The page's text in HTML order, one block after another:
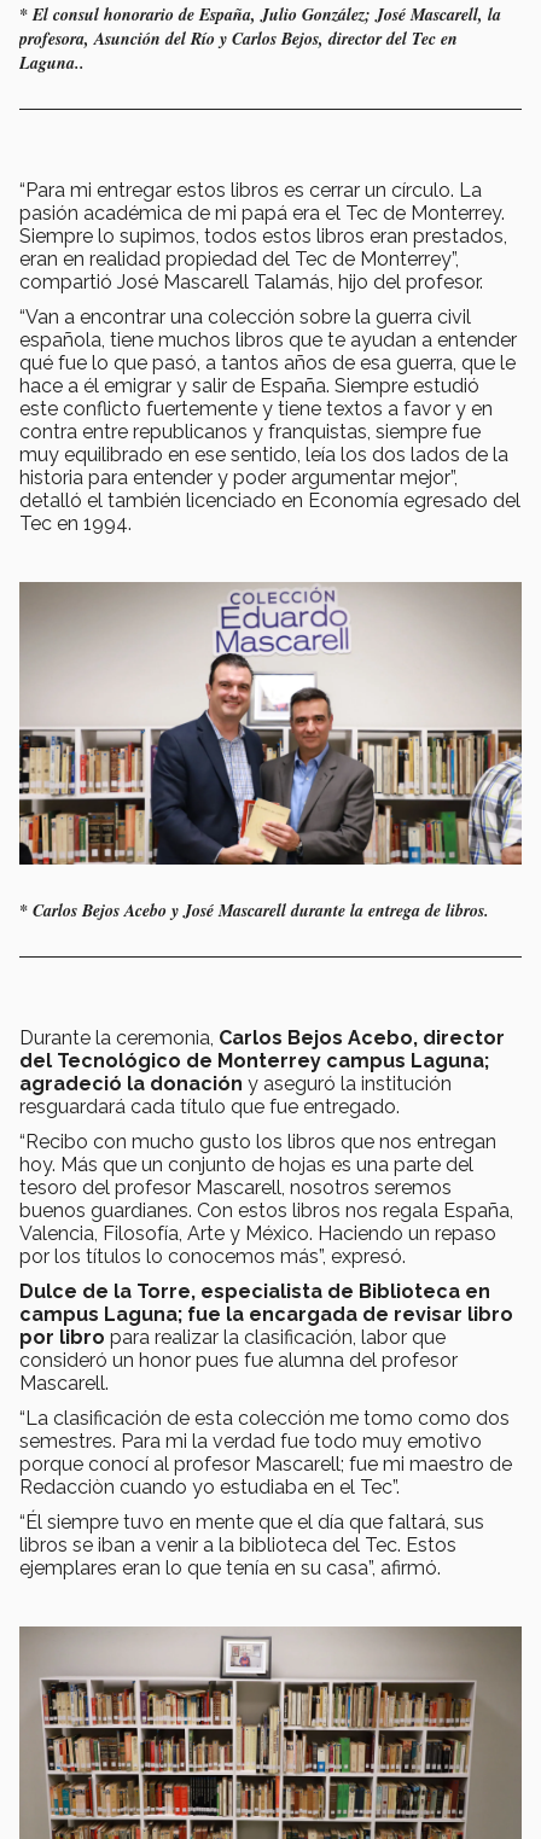
* El consul honorario de España, Julio González; José Mascarell, la
profesora, Asunción del Río y Carlos Bejos, director del Tec en
Laguna..
“Para mi entregar estos libros es cerrar un círculo. La
pasión académica de mi papá era el Tec de Monterrey.
Siempre lo supimos, todos estos libros eran prestados,
eran en realidad propiedad del Tec de Monterrey”,
compartió José Mascarell Talamás, hijo del profesor.
“Van a encontrar una colección sobre la guerra civil
española, tiene muchos libros que te ayudan a entender
qué fue lo que pasó, a tantos años de esa guerra, que le
hace a él emigrar y salir de España. Siempre estudió
este conflicto fuertemente y tiene textos a favor y en
contra entre republicanos y franquistas, siempre fue
muy equilibrado en ese sentido, leía los dos lados de la
historia para entender y poder argumentar mejor”,
detalló el también licenciado en Economía egresado del
Tec en 1994.
* Carlos Bejos Acebo y José Mascarell durante la entrega de libros.
Durante la ceremonia, Carlos Bejos Acebo, director
del Tecnológico de Monterrey campus Laguna;
agradeció la donación y aseguró la institución
resguardará cada título que fue entregado.
“Recibo con mucho gusto los libros que nos entregan
hoy. Más que un conjunto de hojas es una parte del
tesoro del profesor Mascarell, nosotros seremos
buenos guardianes. Con estos libros nos regala España,
Valencia, Filosofía, Arte y México. Haciendo un repaso
por los títulos lo conocemos más”, expresó.
Dulce de la Torre, especialista de Biblioteca en
campus Laguna; fue la encargada de revisar libro
por libro para realizar la clasificación, labor que
consideró un honor pues fue alumna del profesor
Mascarell.
“La clasificación de esta colección me tomo como dos
semestres. Para mi la verdad fue todo muy emotivo
porque conocí al profesor Mascarell; fue mi maestro de
Redacciòn cuando yo estudiaba en el Tec”.
“Él siempre tuvo en mente que el día que faltará, sus
libros se iban a venir a la biblioteca del Tec. Estos
ejemplares eran lo que tenía en su casa”, afirmó.